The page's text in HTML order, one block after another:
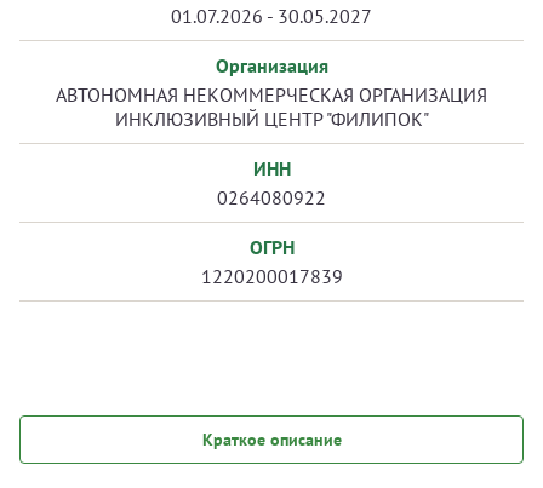
01.07.2026 - 30.05.2027
Организация
АВТОНОМНАЯ НЕКОММЕРЧЕСКАЯ ОРГАНИЗАЦИЯ
ИНКЛЮЗИВНЫЙ ЦЕНТР "ФИЛИПОК"
ИНН
0264080922
ОГРН
1220200017839
Краткое описание